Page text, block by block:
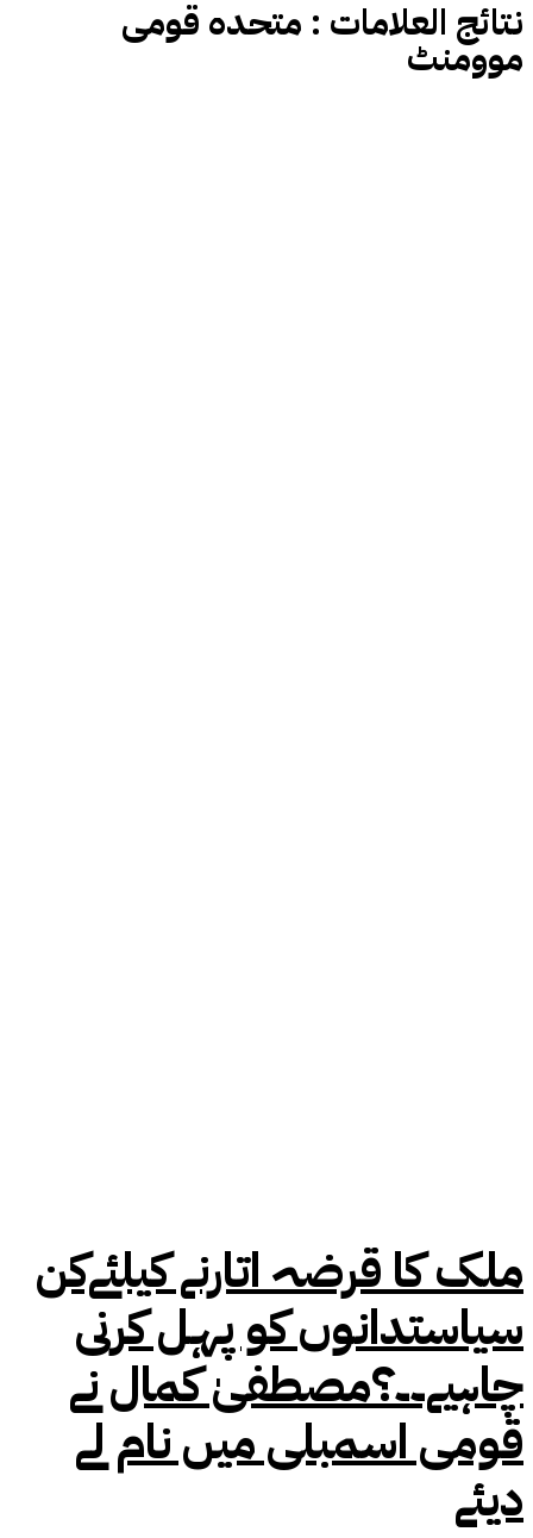
نتائج العلامات : متحدہ قومی
موومنٹ
ملک کا قرضہ اتارنے کیلئےکن
سیاستدانوں کو پہل کرنی
چاہیے۔۔؟مصطفیٰ کمال نے
قومی اسمبلی میں نام لے
دیئے